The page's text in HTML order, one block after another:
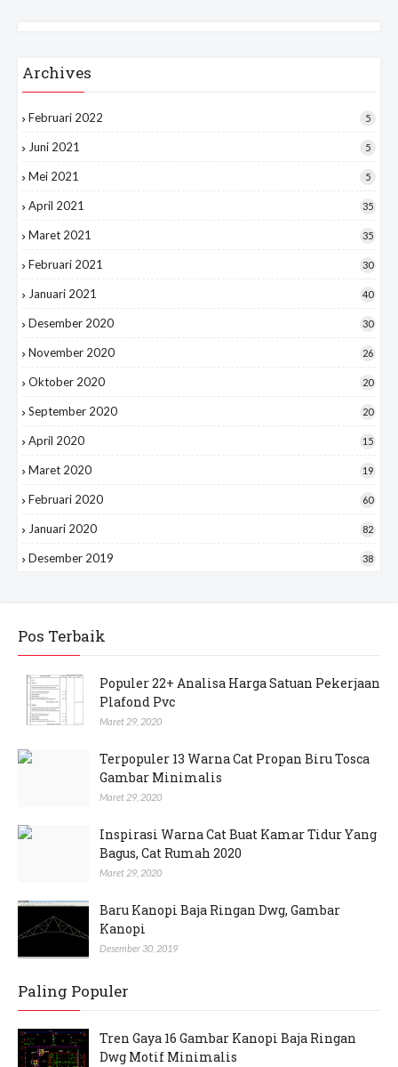
Archives
Februari 2022 5
Juni 2021 5
Mei 2021 5
April 2021 35
Maret 2021 35
Februari 2021 30
Januari 2021 40
Desember 2020 30
November 2020 26
Oktober 2020 20
September 2020 20
April 2020 15
Maret 2020 19
Februari 2020 60
Januari 2020 82
Desember 2019 38
Pos Terbaik
Populer 22+ Analisa Harga Satuan Pekerjaan
Plafond Pvc
Maret 29, 2020
Terpopuler 13 Warna Cat Propan Biru Tosca
Gambar Minimalis
Maret 29, 2020
Inspirasi Warna Cat Buat Kamar Tidur Yang
Bagus, Cat Rumah 2020
Maret 29, 2020
Baru Kanopi Baja Ringan Dwg, Gambar
Kanopi
Desember 30, 2019
Paling Populer
Tren Gaya 16 Gambar Kanopi Baja Ringan
Dwg Motif Minimalis